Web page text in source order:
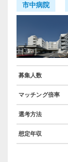
市中病院
募集人数
マッチング倍率
選考方法
想定年収